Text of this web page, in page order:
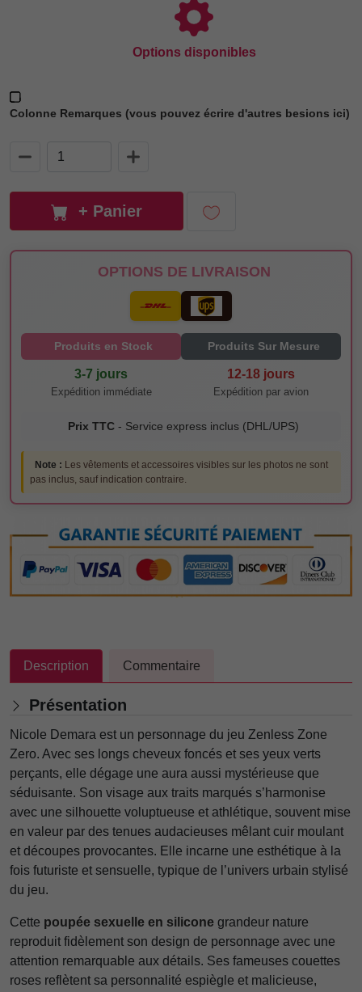
Options disponibles
Colonne Remarques (vous pouvez écrire d'autres besions ici)
+ Panier
OPTIONS DE LIVRAISON
Produits en Stock
3-7 jours
Expédition immédiate
Produits Sur Mesure
12-18 jours
Expédition par avion
Prix TTC - Service express inclus (DHL/UPS)
Note : Les vêtements et accessoires visibles sur les photos ne sont
pas inclus, sauf indication contraire.
Description Commentaire
Présentation
Nicole Demara est un personnage du jeu Zenless Zone
Zero. Avec ses longs cheveux foncés et ses yeux verts
perçants, elle dégage une aura aussi mystérieuse que
séduisante. Son visage aux traits marqués s’harmonise
avec une silhouette voluptueuse et athlétique, souvent mise
en valeur par des tenues audacieuses mêlant cuir moulant
et découpes provocantes. Elle incarne une esthétique à la
fois futuriste et sensuelle, typique de l’univers urbain stylisé
du jeu.
Cette poupée sexuelle en silicone grandeur nature
reproduit fidèlement son design de personnage avec une
attention remarquable aux détails. Ses fameuses couettes
roses reflètent sa personnalité espiègle et malicieuse,